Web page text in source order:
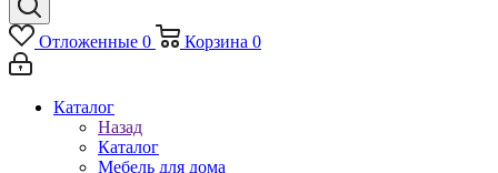
Отложенные 0 Корзина 0
Каталог
Назад
Каталог
Мебель для дома